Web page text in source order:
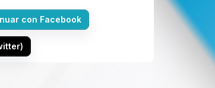
con Facebook